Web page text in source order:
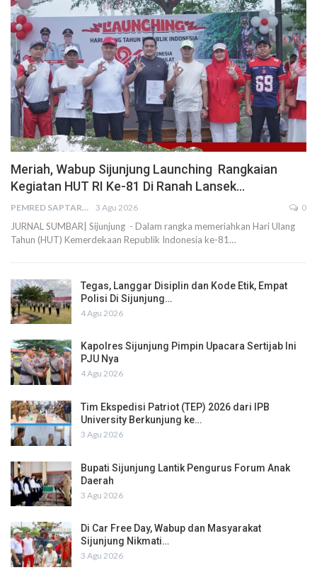
Meriah, Wabup Sijunjung Launching Rangkaian
Kegiatan HUT RI Ke-81 Di Ranah Lansek…
PEMRED SAPTARIUS 3 Agu 2026 0
JURNAL SUMBAR| Sijunjung - Dalam rangka memeriahkan Hari Ulang
Tahun (HUT) Kemerdekaan Republik Indonesia ke-81…
Tegas, Langgar Disiplin dan Kode Etik, Empat
Polisi Di Sijunjung…
4 Agu 2026
Kapolres Sijunjung Pimpin Upacara Sertijab Ini
PJU Nya
4 Agu 2026
Tim Ekspedisi Patriot (TEP) 2026 dari IPB
University Berkunjung ke…
3 Agu 2026
Bupati Sijunjung Lantik Pengurus Forum Anak
Daerah
3 Agu 2026
Di Car Free Day, Wabup dan Masyarakat
Sijunjung Nikmati…
3 Agu 2026